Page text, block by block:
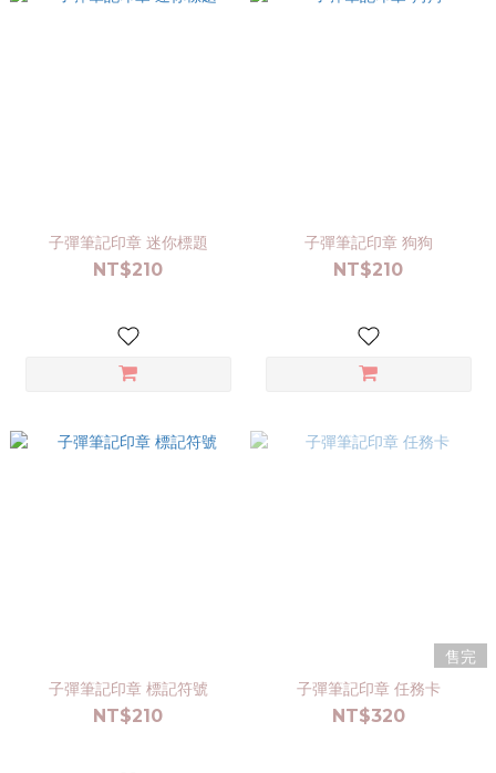
子彈筆記印章 迷你標題
NT$210
子彈筆記印章 狗狗
NT$210
子彈筆記印章 標記符號
NT$210
售完
子彈筆記印章 任務卡
NT$320